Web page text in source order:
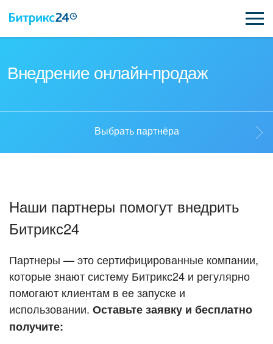
ПОЛУЧИТЬ БЕСПЛАТНО
ВХОД
ВХОД
Внедрение онлайн-продаж
Стать партнёром
Кейсы партнеров
Смотреть видеокейсы
Выбрать партнёра
Наши партнеры помогут внедрить
Битрикс24
Партнеры — это сертифицированные компании,
которые знают систему Битрикс24 и регулярно
помогают клиентам в ее запуске и
использовании. Оставьте заявку и бесплатно
получите: